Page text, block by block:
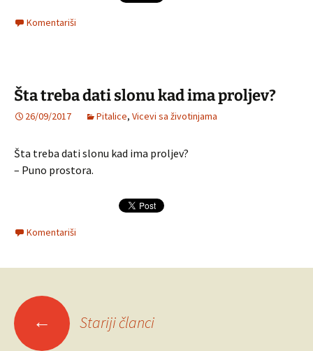
Komentariši
Šta treba dati slonu kad ima proljev?
26/09/2017 Pitalice, Vicevi sa životinjama
Šta treba dati slonu kad ima proljev?
– Puno prostora.
Komentariši
Navigacija
← Stariji članci